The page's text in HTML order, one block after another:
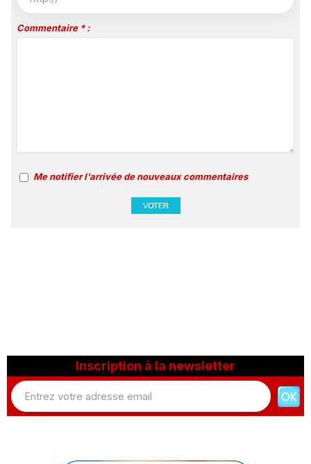
Commentaire * :
Me notifier l'arrivée de nouveaux commentaires
Inscription à la newsletter